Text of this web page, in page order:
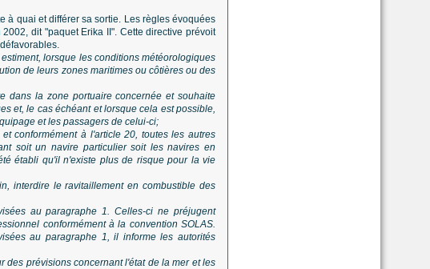
à quai et différer sa sortie. Les règles évoquées
dit "paquet Erika II". Cette directive prévoit
lorsque les conditions météorologiques
de leurs zones maritimes ou côtières ou des
dans la zone portuaire concernée et souhaite
et, le cas échéant et lorsque cela est possible,
et les passagers de celui-ci;
conformément à l'article 20, toutes les autres
soit un navire particulier soit les navires en
établi qu'il n'existe plus de risque pour la vie
interdire le ravitaillement en combustible des
au paragraphe 1. Celles-ci ne préjugent
conformément à la convention SOLAS.
au paragraphe 1, il informe les autorités
des prévisions concernant l'état de la mer et les